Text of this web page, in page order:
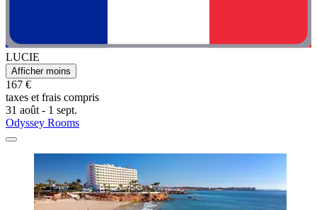
LUCIE
Afficher moins
167 €
taxes et frais compris
31 août - 1 sept.
Odyssey Rooms